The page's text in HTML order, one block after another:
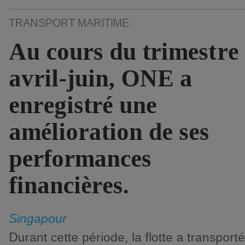
TRANSPORT MARITIME
Au cours du trimestre
avril-juin, ONE a
enregistré une
amélioration de ses
performances
financières.
Singapour
Durant cette période, la flotte a transporté